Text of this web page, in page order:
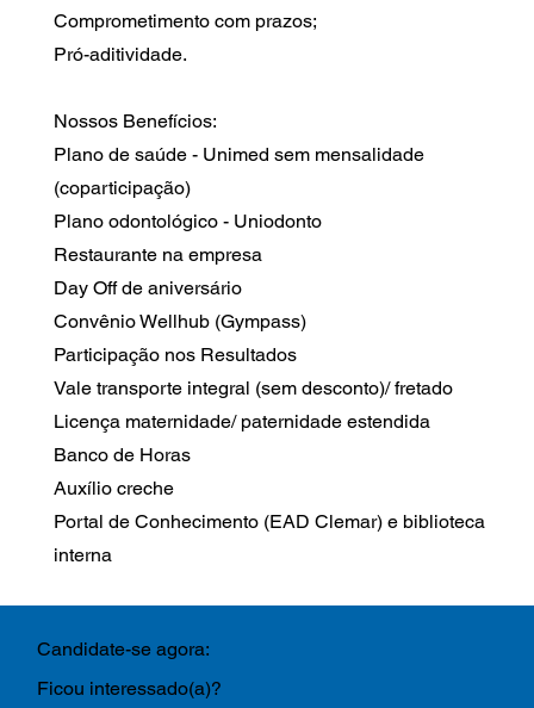
Comprometimento com prazos;
Pró-aditividade.
Nossos Benefícios:
Plano de saúde - Unimed sem mensalidade
(coparticipação)
Plano odontológico - Uniodonto
Restaurante na empresa
Day Off de aniversário
Convênio Wellhub (Gympass)
Participação nos Resultados
Vale transporte integral (sem desconto)/ fretado
Licença maternidade/ paternidade estendida
Banco de Horas
Auxílio creche
Portal de Conhecimento (EAD Clemar) e biblioteca
interna
Candidate-se agora:
Ficou interessado(a)?